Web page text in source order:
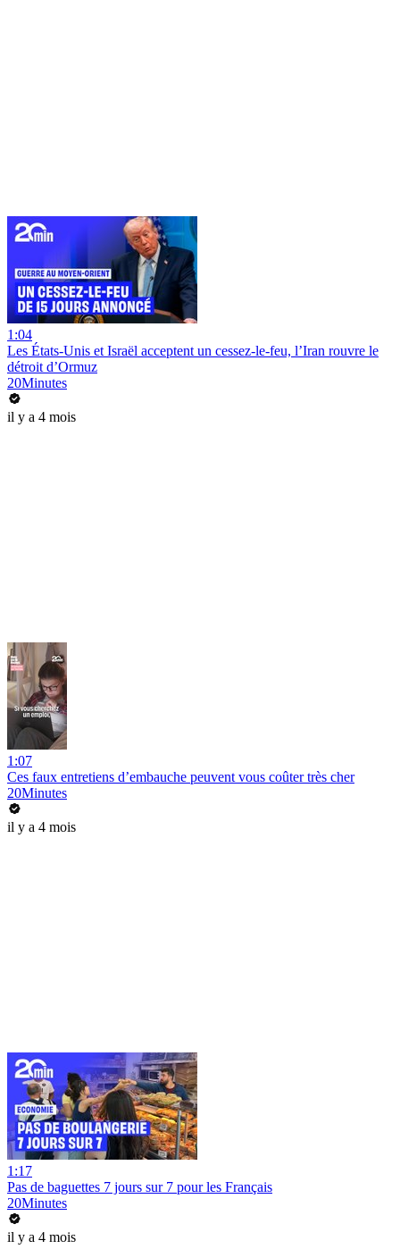
1:04
Les États-Unis et Israël acceptent un cessez-le-feu, l’Iran rouvre le
détroit d’Ormuz
20Minutes
il y a 4 mois
1:07
Ces faux entretiens d’embauche peuvent vous coûter très cher
20Minutes
il y a 4 mois
1:17
Pas de baguettes 7 jours sur 7 pour les Français
20Minutes
il y a 4 mois